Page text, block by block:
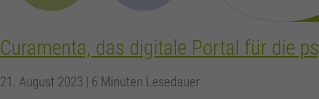
Curamenta, das digitale Portal für die
21. August 2023 | 6 Minuten Lesedauer